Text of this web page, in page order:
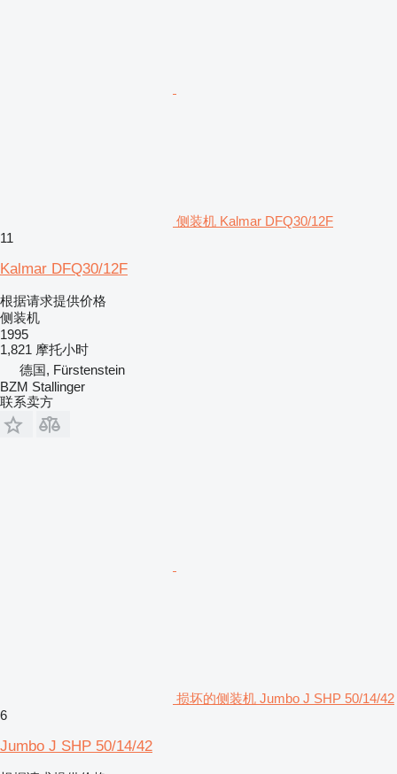
侧装机 Kalmar DFQ30/12F
11
Kalmar DFQ30/12F
根据请求提供价格
侧装机
1995
1,821 摩托小时
德国, Fürstenstein
BZM Stallinger
联系卖方
损坏的侧装机 Jumbo J SHP 50/14/42
6
Jumbo J SHP 50/14/42